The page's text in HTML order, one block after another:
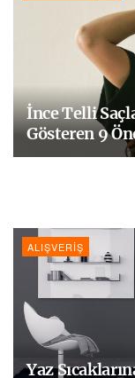
İnce Telli
Gösteren 9
ALIŞVERIŞ
Yaz